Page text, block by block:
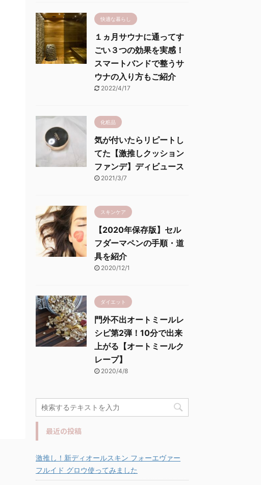
快適な暮らし
１ヵ月サウナに通ってす
ごい３つの効果を実感！
スマートバンドで整うサ
ウナの入り方もご紹介
2022/4/17
化粧品
気が付いたらリピートし
てた【激推しクッション
ファンデ】ディビュース
2021/3/7
スキンケア
【2020年保存版】セル
フダーマペンの手順・道
具を紹介
2020/12/1
ダイエット
門外不出オートミールレ
シピ第2弾！10分で出来
上がる【オートミールク
レープ】
2020/4/8
最近の投稿
激推し！新ディオールスキン フォーエヴァー
フルイド グロウ使ってみました